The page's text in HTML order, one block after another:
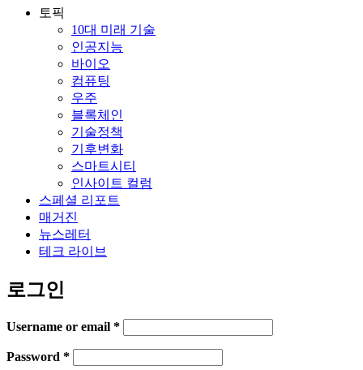
토픽
10대 미래 기술
인공지능
바이오
컴퓨팅
우주
블록체인
기술정책
기후변화
스마트시티
인사이트 컬럼
스페셜 리포트
매거진
뉴스레터
테크 라이브
로그인
Username or email *
Password *